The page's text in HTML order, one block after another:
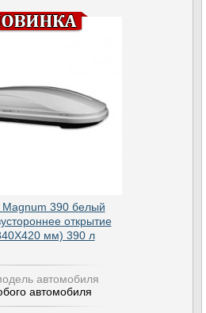
Magnum 390 белый
открытие
мм) 390 л
автомобиля
автомобиля